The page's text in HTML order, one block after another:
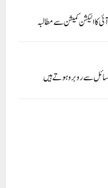
کا الیکشن کمیشن سے مطالبہ
سے روبرو ہوتے ہیں